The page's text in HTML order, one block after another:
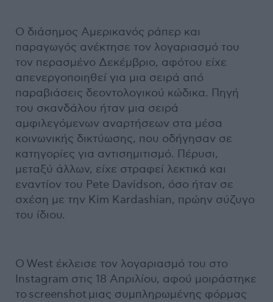
Ο διάσημος Αμερικανός ράπερ και
παραγωγός ανέκτησε τον λογαριασμό του
τον περασμένο Δεκέμβριο, αφότου είχε
απενεργοποιηθεί για μια σειρά από
παραβιάσεις δεοντολογικού κώδικα. Πηγή
του σκανδάλου ήταν μια σειρά
αμφιλεγόμενων αναρτήσεων στα μέσα
κοινωνικής δικτύωσης, που οδήγησαν σε
κατηγορίες για αντισημιτισμό. Πέρυσι,
μεταξύ άλλων, είχε στραφεί λεκτικά και
εναντίον του Pete Davidson, όσο ήταν σε
σχέση με την Kim Kardashian, πρώην σύζυγο
του ίδιου.
Ο West έκλεισε τον λογαριασμό του στο
Instagram στις 18 Απριλίου, αφού μοιράστηκε
το screenshot μιας συμπληρωμένης φόρμας